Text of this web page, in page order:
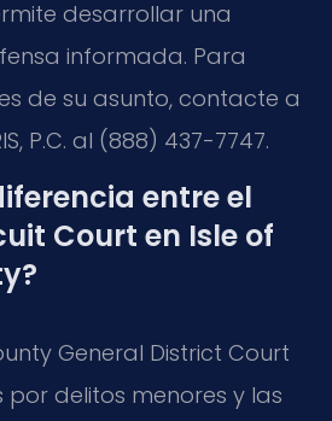
desarrollar una
informada. Para
de su asunto, contacte a
P.C. al (888) 437-7747.
entre el
Court en Isle of
General District Court
por delitos menores y las